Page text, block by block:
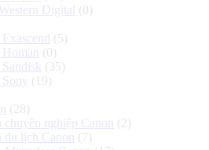
Digital (0)
(5)
(0)
(35)
(19)
(28)
chuyên nghiệp Canon
(2)
lịch Canon
(7)